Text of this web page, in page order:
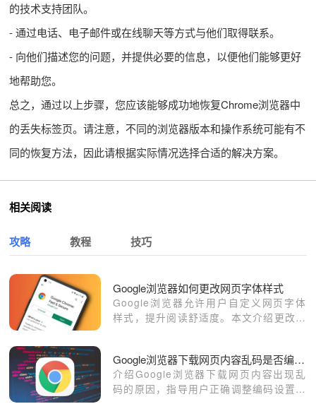
的技术支持团队。
- 通过电话、电子邮件或在线聊天等方式与他们取得联系。
- 向他们描述您的问题，并提供必要的信息，以便他们能够更好
地帮助您。
总之，通过以上步骤，您应该能够成功地恢复Chrome浏览器中
的丢失标签页。请注意，不同的浏览器版本和操作系统可能有不
同的恢复方法，因此请根据实际情况选择合适的解决方案。
相关阅读
攻略 教程 技巧
Google浏览器如何更改网页字体样式
Google浏览器允许用户自定义网页字体
样式，提升阅读舒适度。本文介绍更改字
Google浏览器下载网页内容乱码是否编码设置有误
介绍Google浏览器下载网页内容出现乱
码的原因，指导用户正确调整编码设置，